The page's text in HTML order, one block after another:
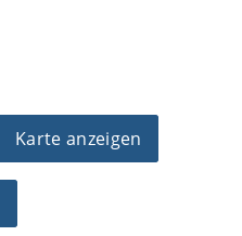
Karte anzeigen